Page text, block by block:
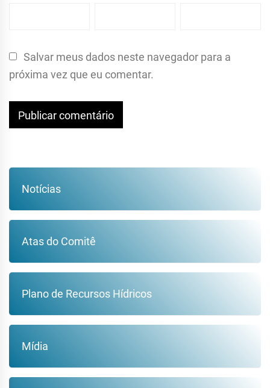
Salvar meus dados neste navegador para a
próxima vez que eu comentar.
Notícias
Atas do Comitê
Plano de Recursos Hídricos
Mídia